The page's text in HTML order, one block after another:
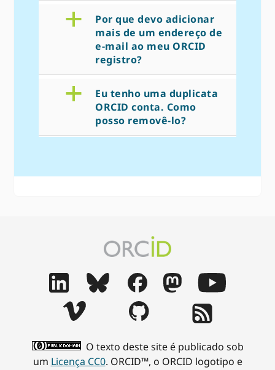
a
Por que devo adicionar
mais de um endereço de
e-mail ao meu ORCID
registro?
a
Eu tenho uma duplicata
ORCID conta. Como
posso removê-lo?
O texto deste site é publicado sob
um Licença CC0. ORCID™, o ORCID logotipo e